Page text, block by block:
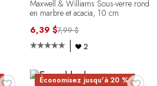
Maxwell & Williams Sous-verre rond
en marbre et acacia, 10 cm
6,39 $7,99 $
2
♥ ♥
Économisez jusqu'à 20 %